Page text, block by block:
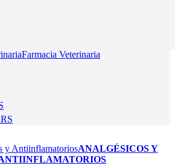
Farmacia Veterinaria
ANALGÉSICOS Y